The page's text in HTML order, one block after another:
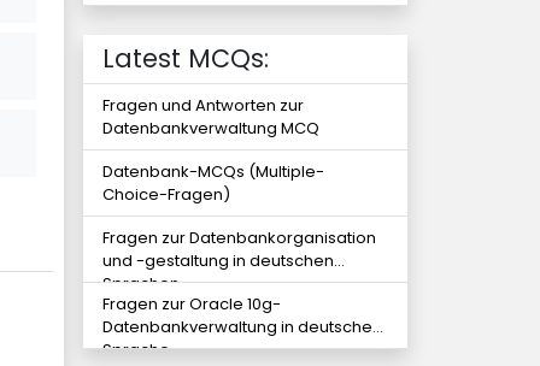
Latest MCQs:
Fragen und Antworten zur
Datenbankverwaltung MCQ
Datenbank-MCQs (Multiple-
Choice-Fragen)
Fragen zur Datenbankorganisation
und -gestaltung in deutschen
Sprachen
Fragen zur Oracle 10g-
Datenbankverwaltung in deutscher
Sprache